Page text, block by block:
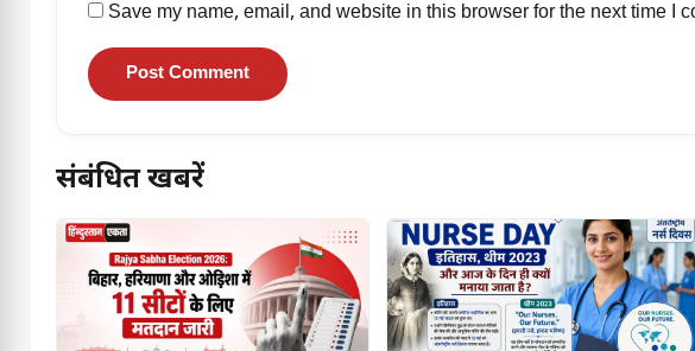
Save my name, email, and website in this browser for the next time I
संबंधित खबरें